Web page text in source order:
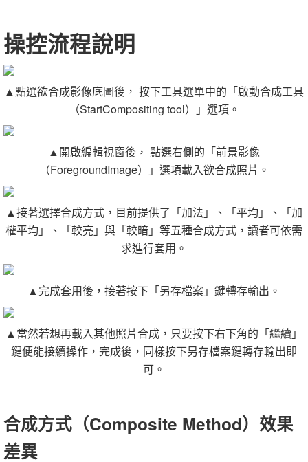
操控流程說明
▲點選欲合成影像底圖後， 按下工具選單中的「啟動合成工具
（StartCompositing tool）」選項。
▲開啟編輯視窗後， 點選右側的「前景影像
（ForegroundImage）」選項載入欲合成照片。
▲接著選擇合成方式，目前提供了「加法」、「平均」、「加
權平均」、「較亮」與「較暗」等五種合成方式，讀者可依需
求進行套用。
▲完成套用後，接著按下「另存檔案」鍵轉存輸出。
▲當然若想再載入其他照片合成，只要按下右下角的「繼續」
鍵便能接續操作，完成後，同樣按下另存檔案鍵轉存輸出即
可。
合成方式（Composite Method）效果
差異